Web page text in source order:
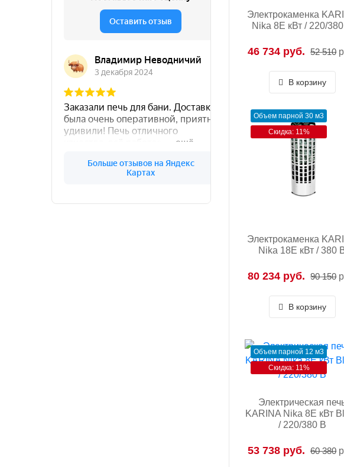
Электрокаменка
Nika 8E кВт / 220/
46 734 руб. 52 510
В корзину
Объем парной 30 м3
Скидка: 11%
Электрокаменка
Nika 18E кВт / 380
80 234 руб. 90 150
В корзину
Объем парной 12 м3
Скидка: 11%
Электрическая
KARINA Nika 8E кВт
/ 220/380 В
53 738 руб. 60 380